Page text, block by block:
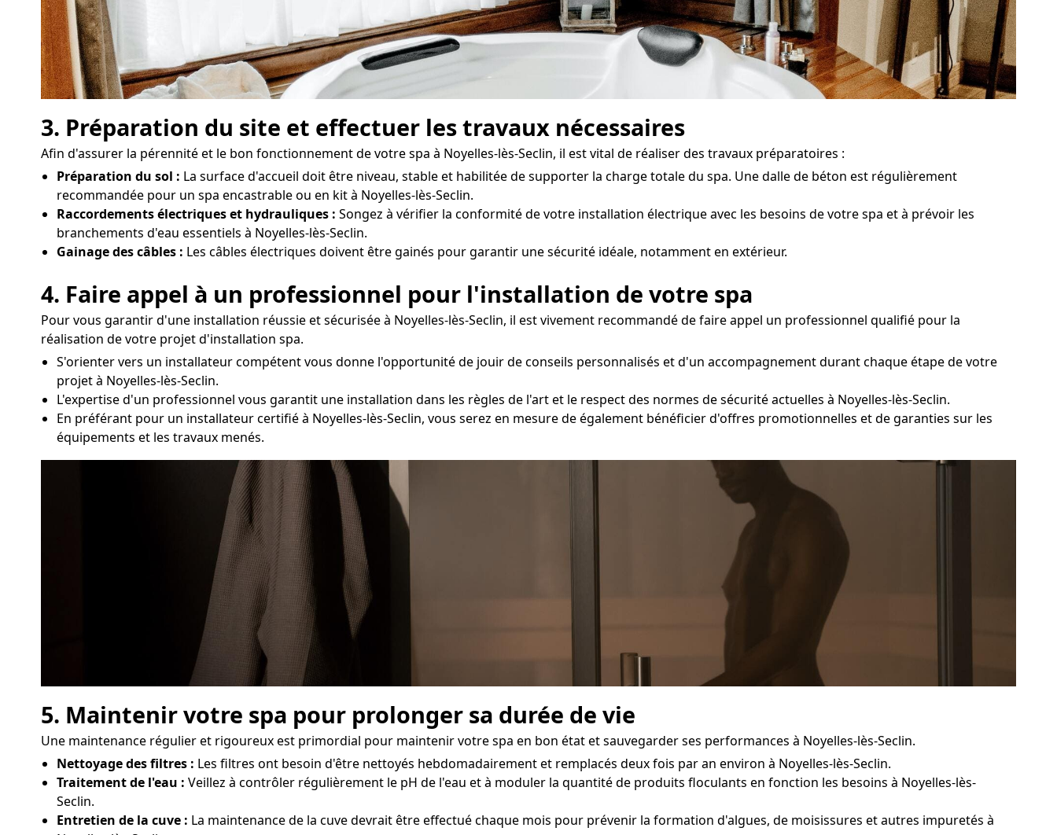
3. Préparation du site et effectuer les travaux nécessaires
Afin d'assurer la pérennité et le bon fonctionnement de votre spa à Noyelles-lès-Seclin, il est vital de réaliser des travaux préparatoires :
Préparation du sol : La surface d'accueil doit être niveau, stable et habilitée de supporter la charge totale du spa. Une dalle de béton est régulièrement
recommandée pour un spa encastrable ou en kit à Noyelles-lès-Seclin.
Raccordements électriques et hydrauliques : Songez à vérifier la conformité de votre installation électrique avec les besoins de votre spa et à prévoir les
branchements d'eau essentiels à Noyelles-lès-Seclin.
Gainage des câbles : Les câbles électriques doivent être gainés pour garantir une sécurité idéale, notamment en extérieur.
4. Faire appel à un professionnel pour l'installation de votre spa
Pour vous garantir d'une installation réussie et sécurisée à Noyelles-lès-Seclin, il est vivement recommandé de faire appel un professionnel qualifié pour la
réalisation de votre projet d'installation spa.
S'orienter vers un installateur compétent vous donne l'opportunité de jouir de conseils personnalisés et d'un accompagnement durant chaque étape de votre
projet à Noyelles-lès-Seclin.
L'expertise d'un professionnel vous garantit une installation dans les règles de l'art et le respect des normes de sécurité actuelles à Noyelles-lès-Seclin.
En préférant pour un installateur certifié à Noyelles-lès-Seclin, vous serez en mesure de également bénéficier d'offres promotionnelles et de garanties sur les
équipements et les travaux menés.
5. Maintenir votre spa pour prolonger sa durée de vie
Une maintenance régulier et rigoureux est primordial pour maintenir votre spa en bon état et sauvegarder ses performances à Noyelles-lès-Seclin.
Nettoyage des filtres : Les filtres ont besoin d'être nettoyés hebdomadairement et remplacés deux fois par an environ à Noyelles-lès-Seclin.
Traitement de l'eau : Veillez à contrôler régulièrement le pH de l'eau et à moduler la quantité de produits floculants en fonction les besoins à Noyelles-lès-
Seclin.
Entretien de la cuve : La maintenance de la cuve devrait être effectué chaque mois pour prévenir la formation d'algues, de moisissures et autres impuretés à